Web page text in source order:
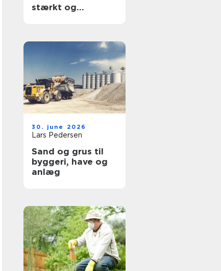
stærkt og
30. june 2026
Lars Pedersen
Sand og grus til
byggeri, have og
anlæg